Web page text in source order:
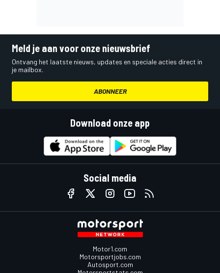
Meld je aan voor onze nieuwsbrief
Ontvang het laatste nieuws, updates en speciale acties direct in
je mailbox.
ABONNEER
Download onze app
Social media
Motor1.com
Motorsportjobs.com
Autosport.com